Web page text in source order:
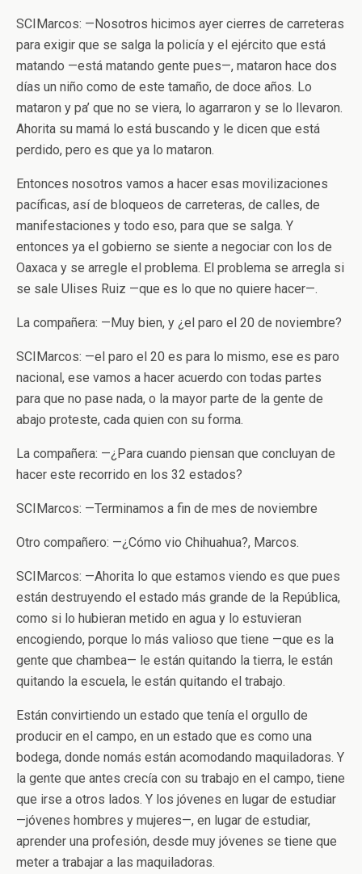
SCIMarcos: —Nosotros hicimos ayer cierres de carreteras
para exigir que se salga la policía y el ejército que está
matando —está matando gente pues—, mataron hace dos
días un niño como de este tamaño, de doce años. Lo
mataron y pa’ que no se viera, lo agarraron y se lo llevaron.
Ahorita su mamá lo está buscando y le dicen que está
perdido, pero es que ya lo mataron.
Entonces nosotros vamos a hacer esas movilizaciones
pacíficas, así de bloqueos de carreteras, de calles, de
manifestaciones y todo eso, para que se salga. Y
entonces ya el gobierno se siente a negociar con los de
Oaxaca y se arregle el problema. El problema se arregla si
se sale Ulises Ruiz —que es lo que no quiere hacer—.
La compañera: —Muy bien, y ¿el paro el 20 de noviembre?
SCIMarcos: —el paro el 20 es para lo mismo, ese es paro
nacional, ese vamos a hacer acuerdo con todas partes
para que no pase nada, o la mayor parte de la gente de
abajo proteste, cada quien con su forma.
La compañera: —¿Para cuando piensan que concluyan de
hacer este recorrido en los 32 estados?
SCIMarcos: —Terminamos a fin de mes de noviembre
Otro compañero: —¿Cómo vio Chihuahua?, Marcos.
SCIMarcos: —Ahorita lo que estamos viendo es que pues
están destruyendo el estado más grande de la República,
como si lo hubieran metido en agua y lo estuvieran
encogiendo, porque lo más valioso que tiene —que es la
gente que chambea— le están quitando la tierra, le están
quitando la escuela, le están quitando el trabajo.
Están convirtiendo un estado que tenía el orgullo de
producir en el campo, en un estado que es como una
bodega, donde nomás están acomodando maquiladoras. Y
la gente que antes crecía con su trabajo en el campo, tiene
que irse a otros lados. Y los jóvenes en lugar de estudiar
—jóvenes hombres y mujeres—, en lugar de estudiar,
aprender una profesión, desde muy jóvenes se tiene que
meter a trabajar a las maquiladoras.